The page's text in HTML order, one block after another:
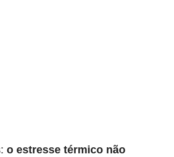
o estresse térmico não